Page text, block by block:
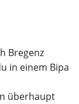
Bregenz
in einem Bipa
überhaupt